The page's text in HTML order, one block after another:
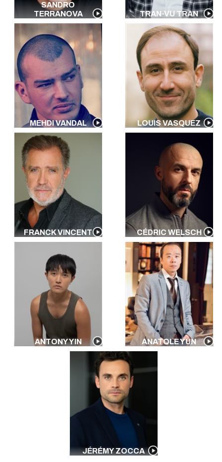
SANDRO
TERRANOVA
TRAN-VU TRAN
MEHDI VANDAL LOUIS VASQUEZ
FRANCK VINCENT CÉDRIC WELSCH
ANTONY YIN ANATOLE YUN
JÉRÉMY ZOCCA